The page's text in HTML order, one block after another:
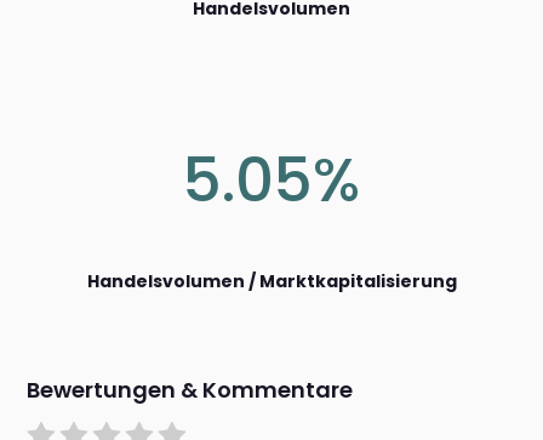
Handelsvolumen
5.05%
Handelsvolumen / Marktkapitalisierung
Bewertungen & Kommentare